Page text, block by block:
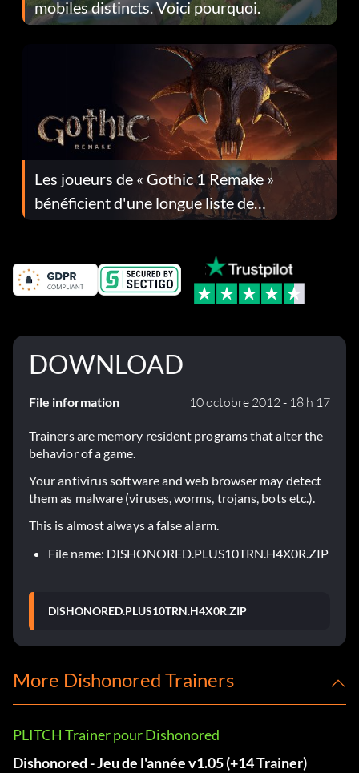
mobiles distincts. Voici pourquoi.
Les joueurs de « Gothic 1 Remake »
bénéficient d'une longue liste de
corrections dans la mise à jour 1.0.4
DOWNLOAD
File information 10 octobre 2012 - 18 h 17
Trainers are memory resident programs that alter the
behavior of a game.
Your antivirus software and web browser may detect
them as malware (viruses, worms, trojans, bots etc.).
This is almost always a false alarm.
File name: DISHONORED.PLUS10TRN.H4X0R.ZIP
DISHONORED.PLUS10TRN.H4X0R.ZIP
More Dishonored Trainers
PLITCH Trainer pour Dishonored
Dishonored - Jeu de l'année v1.05 (+14 Trainer)